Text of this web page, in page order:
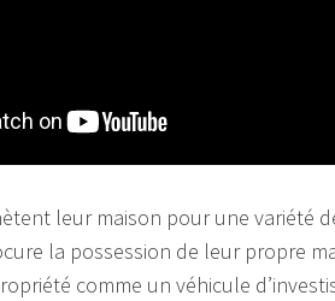
leur maison pour une variété
la possession de leur propre
comme un véhicule